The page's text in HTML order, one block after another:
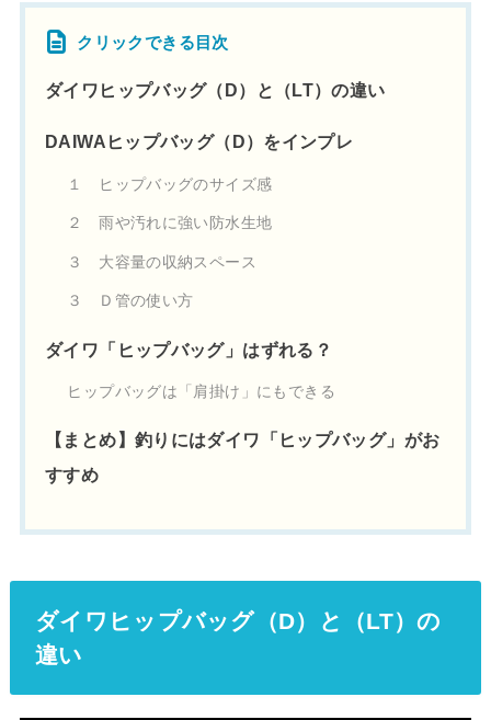
クリックできる目次
ダイワヒップバッグ（D）と（LT）の違い
DAIWAヒップバッグ（D）をインプレ
１ ヒップバッグのサイズ感
２ 雨や汚れに強い防水生地
３ 大容量の収納スペース
３ Ｄ管の使い方
ダイワ「ヒップバッグ」はずれる？
ヒップバッグは「肩掛け」にもできる
【まとめ】釣りにはダイワ「ヒップバッグ」がお
すすめ
ダイワヒップバッグ（D）と（LT）の
違い